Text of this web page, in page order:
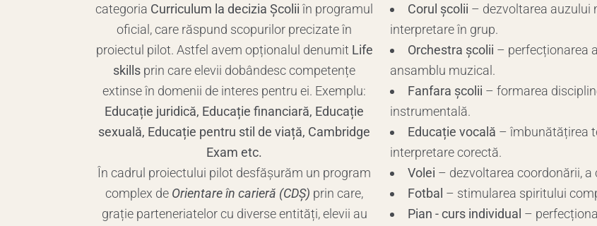
categoria Curriculum la decizia Școlii în programul
oficial, care răspund scopurilor precizate în
proiectul pilot. Astfel avem opționalul denumit Life
skills prin care elevii dobândesc competențe
extinse în domenii de interes pentru ei. Exemplu:
Educație juridică, Educație financiară, Educație
sexuală, Educație pentru stil de viață, Cambridge
Exam etc.
În cadrul proiectului pilot desfășurăm un program
complex de Orientare în carieră (CDȘ) prin care,
grație parteneriatelor cu diverse entități, elevii au
Corul școlii – dezvoltarea auzului
interpretare în grup.
Orchestra școlii – perfecționarea
ansamblu muzical.
Fanfara școlii – formarea
instrumentală.
Educație vocală – îmbunătățirea
interpretare corectă.
Volei – dezvoltarea coordonării,
Fotbal – stimularea spiritului
Pian - curs individual –